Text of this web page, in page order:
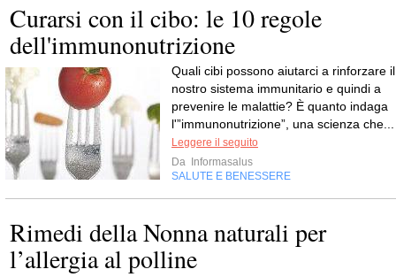
Curarsi con il cibo: le 10 regole
dell'immunonutrizione
Quali cibi possono aiutarci a rinforzare il
nostro sistema immunitario e quindi a
prevenire le malattie? È quanto indaga
l'”immunonutrizione”, una scienza che...
Leggere il seguito
Da
Informasalus
SALUTE E BENESSERE
Rimedi della Nonna naturali per
l’allergia al polline